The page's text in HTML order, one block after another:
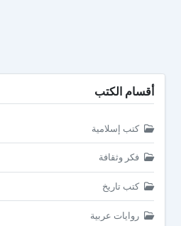
أقسام الكتب
كتب إسلامية
فكر وثقافة
كتب تاريخ
روايات عربية